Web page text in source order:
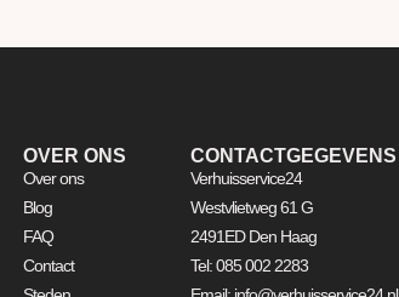
OVER ONS
Over ons
Blog
FAQ
Contact
CONTACTGEGEVENS
Verhuisservice24
Westvlietweg 61 G
2491ED Den Haag
Tel: 085 002 2283